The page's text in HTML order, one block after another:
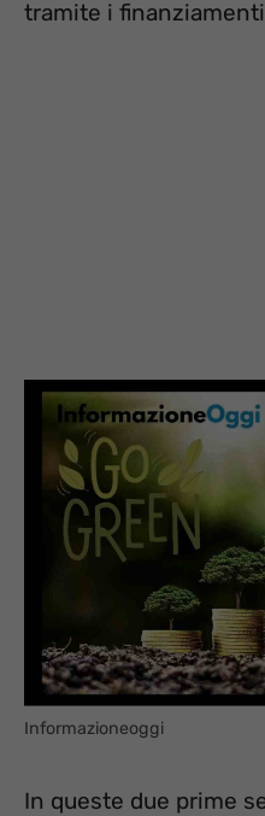
tramite i
Informazioneoggi
In queste due prime